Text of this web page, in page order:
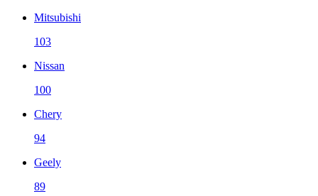
Mitsubishi
103
Nissan
100
Chery
94
Geely
89